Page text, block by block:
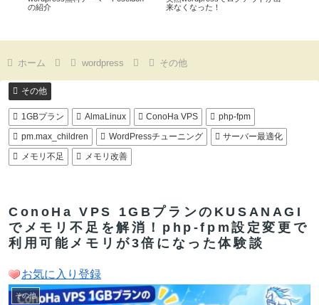
の紹介
来なくなった！
ホーム wordpress その他
その他
1GBプラン AlmaLinux ConoHa VPS
php-fpm
pm.max_children
WordPressチューニング
サーバー最適化
メモリ不足
メモリ改善
ConoHa VPS 1GBプランのKUSANAGI
でメモリ不足を解消！php-fpm設定変更で
利用可能メモリが3倍になった体験談
お気に入り登録
その他